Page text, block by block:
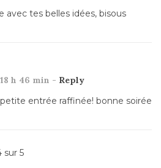
avec tes belles idées, bisous
h 46 min - Reply
entrée raffinée! bonne soirée
sur 5